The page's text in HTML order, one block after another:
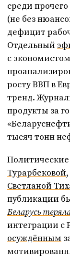
среди
(не без
дефицит
Отдельный
с
росту ВВП в
тренд.
продукты за
тысяч тонн
Турарбековой,
Светланой
публикации
Беларусь
интеграции с
осуждённым